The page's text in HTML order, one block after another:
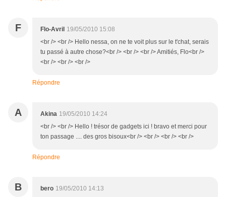
F Flo-Avril 19/05/2010 15:08
<br /> <br /> Hello nessa, on ne te voit plus sur le t'chat, serais
tu passé à autre chose?<br /> <br /> <br /> Amitiés, Flo<br />
<br /> <br /> <br />
Répondre
A Akina 19/05/2010 14:24
<br /> <br /> Hello ! trésor de gadgets ici ! bravo et merci pour
ton passage .... des gros bisoux<br /> <br /> <br /> <br />
Répondre
B bero 19/05/2010 14:13